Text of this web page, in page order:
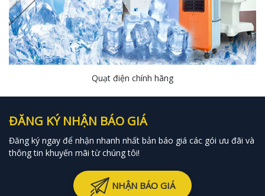
Quạt điện chính hãng
ĐĂNG KÝ NHẬN BÁO GIÁ
Đăng ký ngay để nhận nhanh nhất bản báo giá các gói ưu đãi và
thông tin khuyến mãi từ chúng tôi!
NHẬN BÁO GIÁ